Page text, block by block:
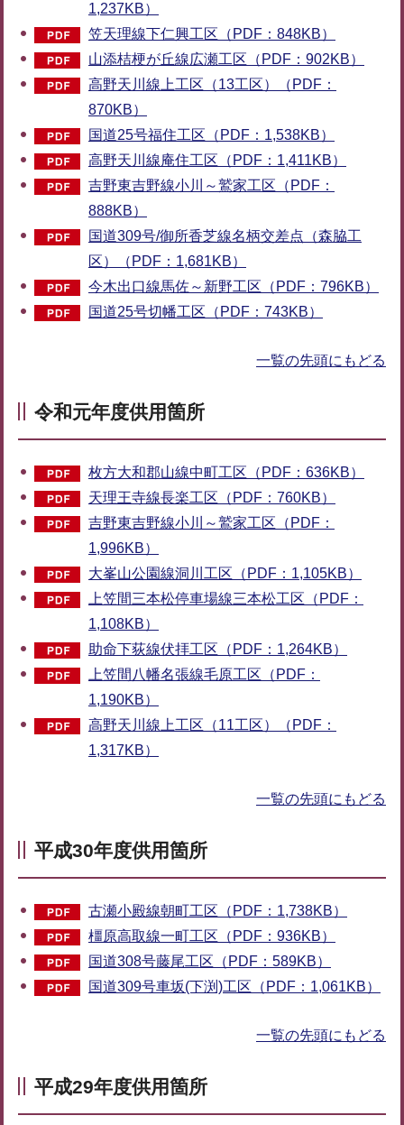
1,237KB）
笠天理線下仁興工区（PDF：848KB）
山添桔梗が丘線広瀬工区（PDF：902KB）
高野天川線上工区（13工区）（PDF：
870KB）
国道25号福住工区（PDF：1,538KB）
高野天川線庵住工区（PDF：1,411KB）
吉野東吉野線小川～鷲家工区（PDF：
888KB）
国道309号/御所香芝線名柄交差点（森脇工
区）（PDF：1,681KB）
今木出口線馬佐～新野工区（PDF：796KB）
国道25号切幡工区（PDF：743KB）
一覧の先頭にもどる
令和元年度供用箇所
枚方大和郡山線中町工区（PDF：636KB）
天理王寺線長楽工区（PDF：760KB）
吉野東吉野線小川～鷲家工区（PDF：
1,996KB）
大峯山公園線洞川工区（PDF：1,105KB）
上笠間三本松停車場線三本松工区（PDF：
1,108KB）
助命下荻線伏拝工区（PDF：1,264KB）
上笠間八幡名張線毛原工区（PDF：
1,190KB）
高野天川線上工区（11工区）（PDF：
1,317KB）
一覧の先頭にもどる
平成30年度供用箇所
古瀬小殿線朝町工区（PDF：1,738KB）
橿原高取線一町工区（PDF：936KB）
国道308号藤尾工区（PDF：589KB）
国道309号車坂(下渕)工区（PDF：1,061KB）
一覧の先頭にもどる
平成29年度供用箇所